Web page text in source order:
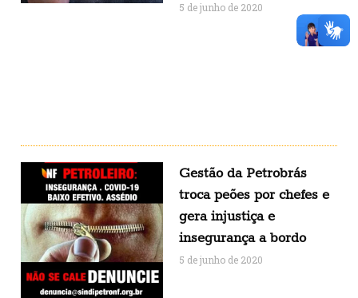
5 de junho de 2020
Gestão da Petrobrás
troca peões por chefes e
gera injustiça e
insegurança a bordo
5 de junho de 2020